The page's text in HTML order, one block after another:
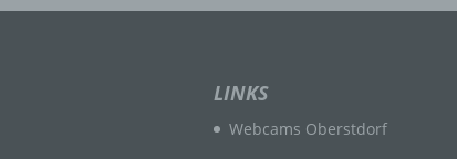
LINKS
Webcams Oberstdorf
zugewiesen werden.
oder für die Verarbeitung Verantwortlicher